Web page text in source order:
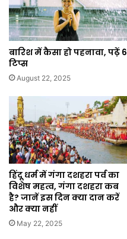
बारिश में कैसा हो पहनावा, पढ़ें 6
टिप्स
August 22, 2025
हिंदू धर्म में गंगा दशहरा पर्व का
विशेष महत्व, गंगा दशहरा कब
है? जानें इस दिन क्या दान करें
और क्या नहीं
May 22, 2025